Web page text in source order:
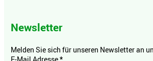
Newsletter
Melden Sie sich für unseren Newsletter an